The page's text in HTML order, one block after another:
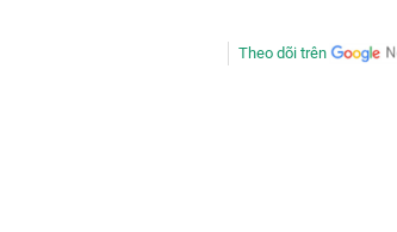
Theo dõi trên